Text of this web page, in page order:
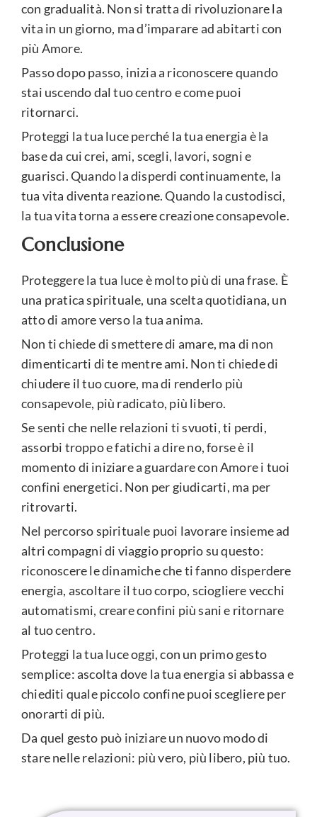
con gradualità. Non si tratta di rivoluzionare la
vita in un giorno, ma d’imparare ad abitarti con
più Amore.
Passo dopo passo, inizia a riconoscere quando
stai uscendo dal tuo centro e come puoi
ritornarci.
Proteggi la tua luce perché la tua energia è la
base da cui crei, ami, scegli, lavori, sogni e
guarisci. Quando la disperdi continuamente, la
tua vita diventa reazione. Quando la custodisci,
la tua vita torna a essere creazione consapevole.
Conclusione
Proteggere la tua luce è molto più di una frase. È
una pratica spirituale, una scelta quotidiana, un
atto di amore verso la tua anima.
Non ti chiede di smettere di amare, ma di non
dimenticarti di te mentre ami. Non ti chiede di
chiudere il tuo cuore, ma di renderlo più
consapevole, più radicato, più libero.
Se senti che nelle relazioni ti svuoti, ti perdi,
assorbi troppo e fatichi a dire no, forse è il
momento di iniziare a guardare con Amore i tuoi
confini energetici. Non per giudicarti, ma per
ritrovarti.
Nel percorso spirituale puoi lavorare insieme ad
altri compagni di viaggio proprio su questo:
riconoscere le dinamiche che ti fanno disperdere
energia, ascoltare il tuo corpo, sciogliere vecchi
automatismi, creare confini più sani e ritornare
al tuo centro.
Proteggi la tua luce oggi, con un primo gesto
semplice: ascolta dove la tua energia si abbassa e
chiediti quale piccolo confine puoi scegliere per
onorarti di più.
Da quel gesto può iniziare un nuovo modo di
stare nelle relazioni: più vero, più libero, più tuo.